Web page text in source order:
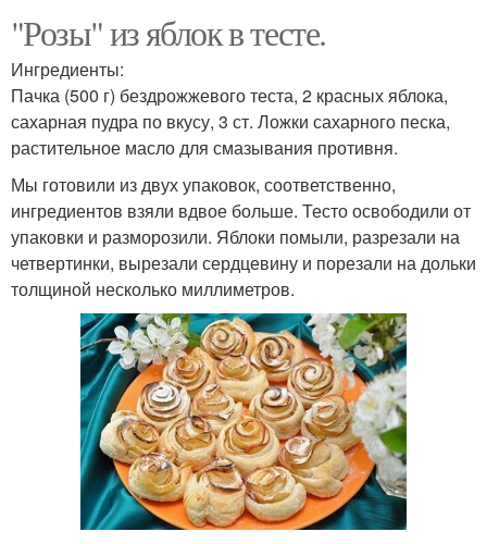
"Розы" из яблок в тесте.
Ингредиенты:
Пачка (500 г) бездрожжевого теста, 2 красных яблока,
сахарная пудра по вкусу, 3 ст. Ложки сахарного песка,
растительное масло для смазывания противня.
Мы готовили из двух упаковок, соответственно,
ингредиентов взяли вдвое больше. Тесто освободили от
упаковки и разморозили. Яблоки помыли, разрезали на
четвертинки, вырезали сердцевину и порезали на дольки
толщиной несколько миллиметров.